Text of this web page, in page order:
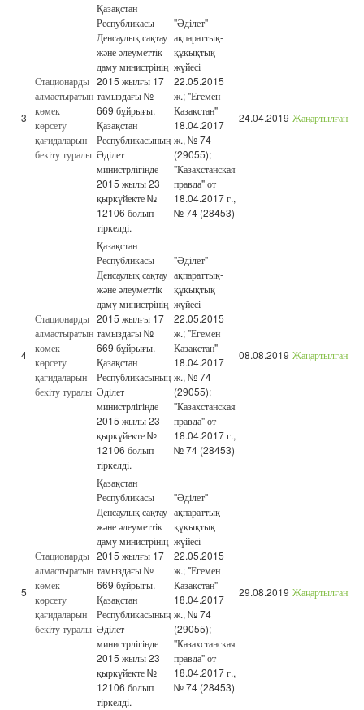
3
Стационарды
алмастыратын
көмек
көрсету
қағидаларын
бекіту туралы
Қазақстан
Республикасы
Денсаулық сақтау
және әлеуметтік
даму министрінің
2015 жылғы 17
тамыздағы №
669 бұйрығы.
Қазақстан
Республикасының
Әділет
министрлігінде
2015 жылы 23
қыркүйекте №
12106 болып
тіркелді.
"Әділет"
ақпараттық-
құқықтық
жүйесі
22.05.2015
ж.; "Егемен
Қазақстан"
18.04.2017
ж., № 74
(29055);
"Казахстанская
правда" от
18.04.2017 г.,
№ 74 (28453)
24.04.2019 Жаңартылған
4
Стационарды
алмастыратын
көмек
көрсету
қағидаларын
бекіту туралы
Қазақстан
Республикасы
Денсаулық сақтау
және әлеуметтік
даму министрінің
2015 жылғы 17
тамыздағы №
669 бұйрығы.
Қазақстан
Республикасының
Әділет
министрлігінде
2015 жылы 23
қыркүйекте №
12106 болып
тіркелді.
"Әділет"
ақпараттық-
құқықтық
жүйесі
22.05.2015
ж.; "Егемен
Қазақстан"
18.04.2017
ж., № 74
(29055);
"Казахстанская
правда" от
18.04.2017 г.,
№ 74 (28453)
08.08.2019 Жаңартылған
5
Стационарды
алмастыратын
көмек
көрсету
қағидаларын
бекіту туралы
Қазақстан
Республикасы
Денсаулық сақтау
және әлеуметтік
даму министрінің
2015 жылғы 17
тамыздағы №
669 бұйрығы.
Қазақстан
Республикасының
Әділет
министрлігінде
2015 жылы 23
қыркүйекте №
12106 болып
тіркелді.
"Әділет"
ақпараттық-
құқықтық
жүйесі
22.05.2015
ж.; "Егемен
Қазақстан"
18.04.2017
ж., № 74
(29055);
"Казахстанская
правда" от
18.04.2017 г.,
№ 74 (28453)
29.08.2019 Жаңартылған